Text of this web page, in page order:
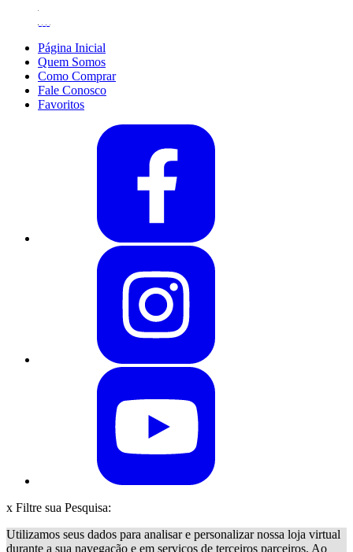
Página Inicial
Quem Somos
Como Comprar
Fale Conosco
Favoritos
x Filtre sua Pesquisa:
Utilizamos seus dados para analisar e personalizar nossa loja virtual
durante a sua navegação e em serviços de terceiros parceiros. Ao